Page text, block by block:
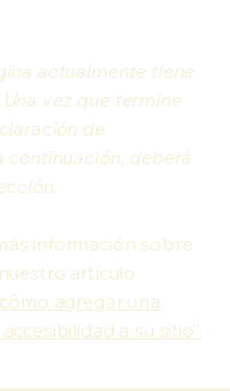
actualmente tiene
vez que termine
de
continuación, deberá
información sobre
artículo
agregar una
a su sitio”.